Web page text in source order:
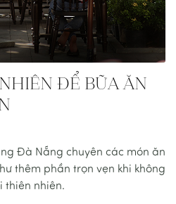
ĐỂ BỮA ĂN
Đà Nẵng chuyên các món ăn
thêm phần trọn vẹn khi không
thiên nhiên.